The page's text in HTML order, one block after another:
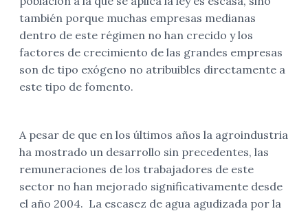
también porque muchas empresas medianas
dentro de este régimen no han crecido y los
factores de crecimiento de las grandes empresas
son de tipo exógeno no atribuibles directamente a
este tipo de fomento.
A pesar de que en los últimos años la agroindustria
ha mostrado un desarrollo sin precedentes, las
remuneraciones de los trabajadores de este
sector no han mejorado significativamente desde
el año 2004. La escasez de agua agudizada por la